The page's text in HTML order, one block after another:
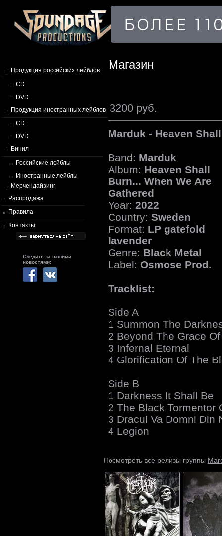
Продукция российских лейблов
CD
DVD
Продукция иностранных лейблов
CD
DVD
Винил
Российские лейблы
Иностранные лейблы
Мерчендайзинг
Распродажа
Правила
Контакты
Следите за нашими
новостями:
Магазин
3200 руб.
Marduk - Heaven
Band: Marduk
Album: Heaven Shall
Burn... When We Are
Gathered
Year: 2022
Country: Sweden
Format: LP gatefold
lavender
Genre: Black Metal
Label: Osmose Prod.
Tracklist:
Side A
1 Summon The
2 Beyond The Grace
3 Infernal Eternal
4 Glorification Of The
Side B
1 Darkness It Shall Be
2 The Black Tormentor
3 Dracul Va Domni Din
4 Legion
Посмотреть все релизы группы